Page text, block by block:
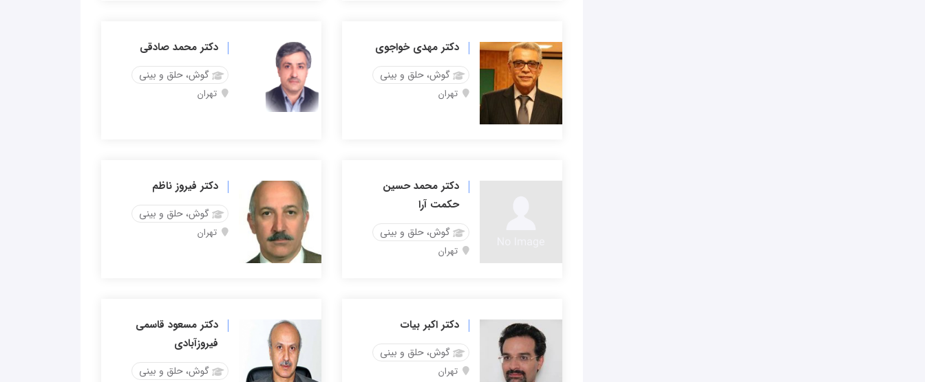
دکتر مهدی خواجوی
گوش، حلق و بینی
تهران
دکتر محمد صادقی
گوش، حلق و بینی
تهران
دکتر محمد حسین
حکمت آرا
گوش، حلق و بینی
تهران
دکتر فیروز ناظم
گوش، حلق و بینی
تهران
دکتر اکبر بیات
گوش، حلق و بینی
تهران
دکتر مسعود قاسمی
فیروزآبادی
گوش، حلق و بینی